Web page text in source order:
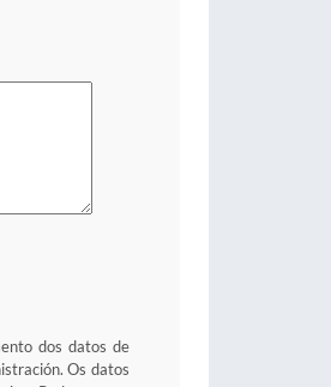
dos datos de
Os datos